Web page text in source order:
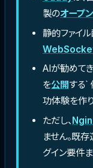
製のオープ
静的ファイル
AIが勧めて
を公開する`
功体験を作
ただし、
ません。既存
グイン要件